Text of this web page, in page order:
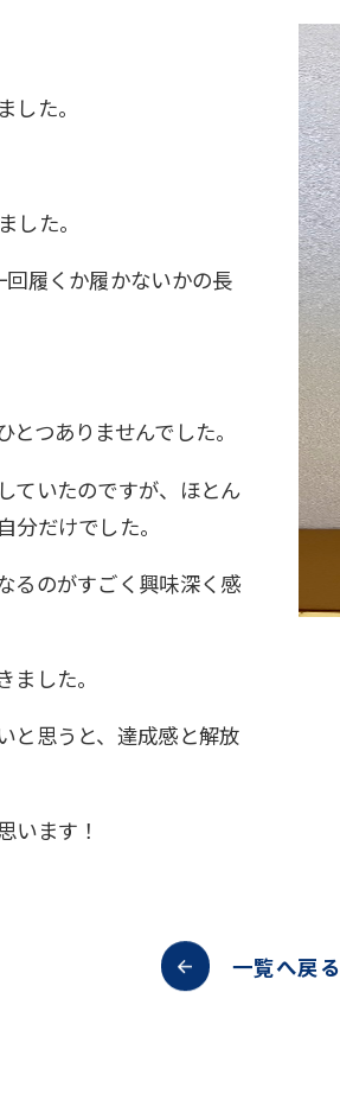
した。
した。
履くか履かないかの長
つありませんでした。
ていたのですが、ほとん
分だけでした。
るのがすごく興味深く感
した。
と思うと、達成感と解放
います！
一覧へ戻る